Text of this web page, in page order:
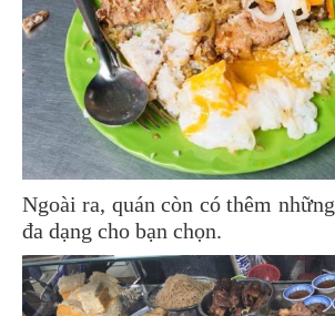
Ngoài ra, quán còn có thêm
đa dạng cho bạn chọn.